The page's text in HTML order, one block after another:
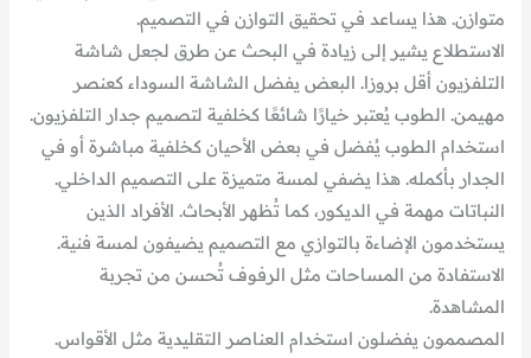
متوازن. هذا يساعد في تحقيق التوازن في التصميم.
الاستطلاع يشير إلى زيادة في البحث عن طرق لجعل شاشة
التلفزيون أقل بروزا. البعض يفضل الشاشة السوداء كعنصر
مهيمن. الطوب يُعتبر خيارًا شائعًا كخلفية لتصميم جدار التلفزيون.
استخدام الطوب يُفضل في بعض الأحيان كخلفية مباشرة أو في
الجدار بأكمله. هذا يضفي لمسة متميزة على التصميم الداخلي.
النباتات مهمة في الديكور، كما تُظهر الأبحاث. الأفراد الذين
يستخدمون الإضاءة بالتوازي مع التصميم يضيفون لمسة فنية.
الاستفادة من المساحات مثل الرفوف تُحسن من تجربة
المشاهدة.
المصممون يفضلون استخدام العناصر التقليدية مثل الأقواس.